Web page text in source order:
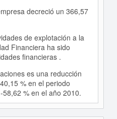
decreció un 366,57
de explotación a la
Financiera ha sido
financieras .
es una reducción
% en el periodo
% en el año 2010.